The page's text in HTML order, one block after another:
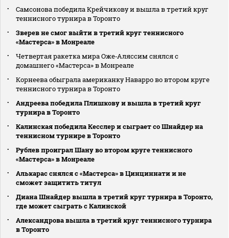
Самсонова победила Крейчикову и вышла в третий круг
теннисного турнира в Торонто
Зверев не смог выйти в третий круг теннисного
«Мастерса» в Монреале
Четвертая ракетка мира Оже‑Аляссим снялся с
домашнего «Мастерса» в Монреале
Корнеева обыграла американку Наварро во втором круге
теннисного турнира в Торонто
Андреева победила Плишкову и вышла в третий круг
турнира в Торонто
Калинская победила Кесслер и сыграет со Шнайдер на
теннисном турнире в Торонто
Рублев проиграл Шану во втором круге теннисного
«Мастерса» в Монреале
Алькарас снялся с «Мастерса» в Цинциннати и не
сможет защитить титул
Диана Шнайдер вышла в третий круг турнира в Торонто,
где может сыграть с Калинской
Александрова вышла в третий круг теннисного турнира
в Торонто